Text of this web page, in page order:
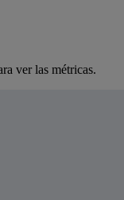
ver las métricas.